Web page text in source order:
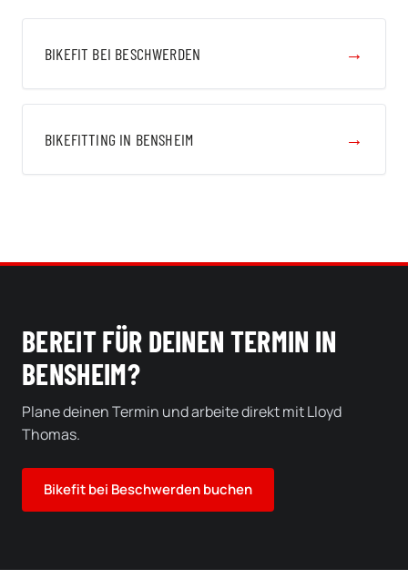
BIKEFIT BEI BESCHWERDEN →
BIKEFITTING IN BENSHEIM →
BEREIT FÜR DEINEN TERMIN IN
BENSHEIM?
Plane deinen Termin und arbeite direkt mit Lloyd
Thomas.
Bikefit bei Beschwerden buchen